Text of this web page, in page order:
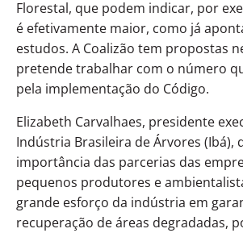
Florestal, que podem indicar, por
é efetivamente maior, como já
estudos. A Coalizão tem propostas
pretende trabalhar com o número
pela implementação do Código.
Elizabeth Carvalhaes, presidente
Indústria Brasileira de Árvores (Ibá),
importância das parcerias das
pequenos produtores e
grande esforço da indústria em
recuperação de áreas degradadas,